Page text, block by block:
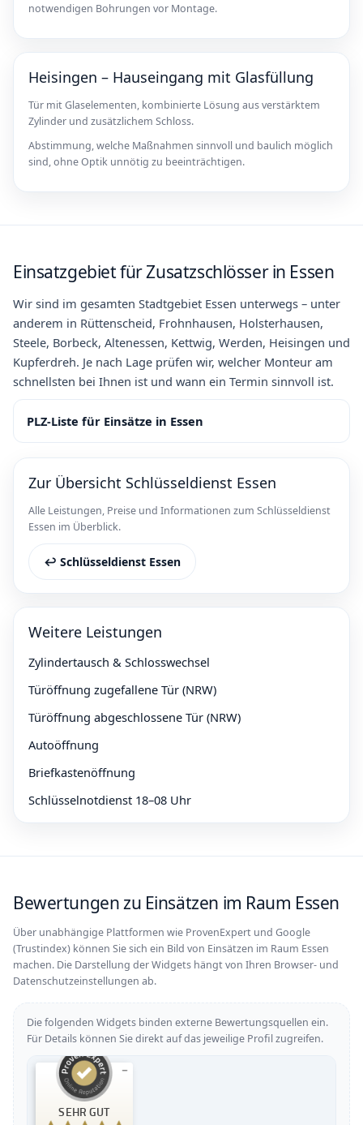
notwendigen Bohrungen vor Montage.
Heisingen – Hauseingang mit Glasfüllung
Tür mit Glaselementen, kombinierte Lösung aus verstärktem
Zylinder und zusätzlichem Schloss.
Abstimmung, welche Maßnahmen sinnvoll und baulich möglich
sind, ohne Optik unnötig zu beeinträchtigen.
Einsatzgebiet für Zusatzschlösser in Essen
Wir sind im gesamten Stadtgebiet Essen unterwegs – unter
anderem in Rüttenscheid, Frohnhausen, Holsterhausen,
Steele, Borbeck, Altenessen, Kettwig, Werden, Heisingen und
Kupferdreh. Je nach Lage prüfen wir, welcher Monteur am
schnellsten bei Ihnen ist und wann ein Termin sinnvoll ist.
PLZ-Liste für Einsätze in Essen
Zur Übersicht Schlüsseldienst Essen
Alle Leistungen, Preise und Informationen zum Schlüsseldienst
Essen im Überblick.
↩︎ Schlüsseldienst Essen
Weitere Leistungen
Zylindertausch & Schlosswechsel
Türöffnung zugefallene Tür (NRW)
Türöffnung abgeschlossene Tür (NRW)
Autoöffnung
Briefkastenöffnung
Schlüsselnotdienst 18–08 Uhr
Bewertungen zu Einsätzen im Raum Essen
Über unabhängige Plattformen wie ProvenExpert und Google
(Trustindex) können Sie sich ein Bild von Einsätzen im Raum Essen
machen. Die Darstellung der Widgets hängt von Ihren Browser- und
Datenschutzeinstellungen ab.
Die folgenden Widgets binden externe Bewertungsquellen ein.
Für Details können Sie direkt auf das jeweilige Profil zugreifen.
SEHR GUT
Kundenbewertungen und Erfahrungen zu
Schlüsselpunkt NRW